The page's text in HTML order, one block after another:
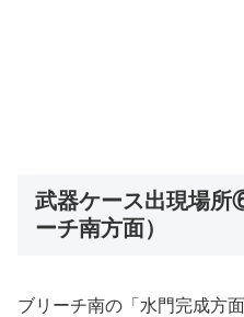
武器ケース出現場所
ーチ南方面）
ブリーチ南の「水門完成方